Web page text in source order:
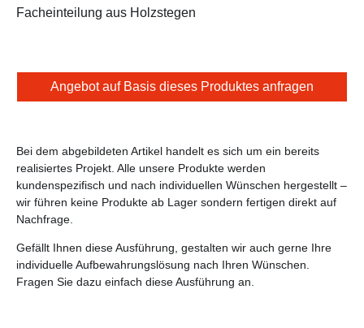
Facheinteilung aus Holzstegen
Angebot auf Basis dieses Produktes anfragen
Bei dem abgebildeten Artikel handelt es sich um ein bereits
realisiertes Projekt. Alle unsere Produkte werden
kundenspezifisch und nach individuellen Wünschen hergestellt –
wir führen keine Produkte ab Lager sondern fertigen direkt auf
Nachfrage.
Gefällt Ihnen diese Ausführung, gestalten wir auch gerne Ihre
individuelle Aufbewahrungslösung nach Ihren Wünschen.
Fragen Sie dazu einfach diese Ausführung an.